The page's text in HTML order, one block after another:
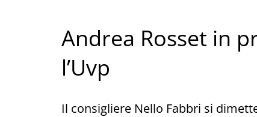
Andrea Rosset in
l’Uvp
Il consigliere Nello Fabbri si